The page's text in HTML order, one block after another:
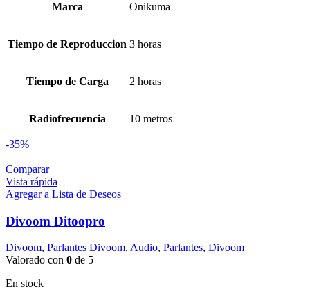
Marca Onikuma
Tiempo de Reproduccion 3 horas
Tiempo de Carga 2 horas
Radiofrecuencia 10 metros
-35%
Comparar
Vista rápida
Agregar a Lista de Deseos
Divoom Ditoopro
Divoom, Parlantes Divoom, Audio, Parlantes, Divoom
Valorado con 0 de 5
En stock